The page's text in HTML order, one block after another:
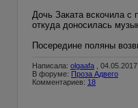
Дочь Заката вскочила с
откуда доносилась
Посередине поляны
Написала: olgaafa ,
В форуме: Проза Адвего
Комментариев: 18